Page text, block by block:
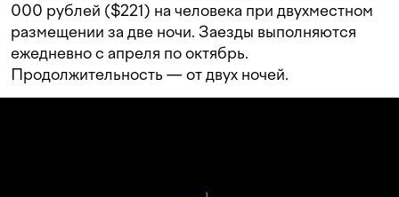
000 рублей ($221) на человека при двухместном
размещении за две ночи. Заезды выполняются
ежедневно с апреля по октябрь.
Продолжительность — от двух ночей.